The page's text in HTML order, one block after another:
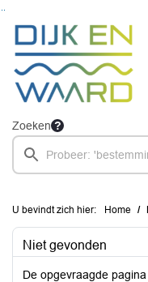
Zoeken
U bevindt zich hier: Home
Niet gevonden
De opgevraagde